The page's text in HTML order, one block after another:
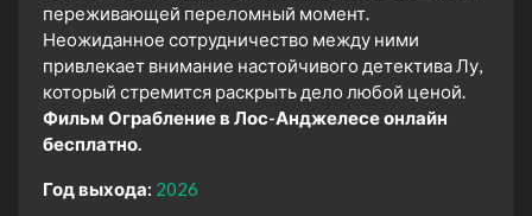
переживающей переломный момент.
Неожиданное сотрудничество между ними
привлекает внимание настойчивого детектива Лу,
который стремится раскрыть дело любой ценой.
Фильм Ограбление в Лос-Анджелесе онлайн
бесплатно.
Год выхода: 2026